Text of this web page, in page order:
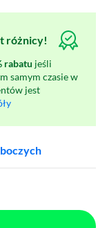
różnicy!
rabatu jeśli
samym czasie w
jest
oknie)